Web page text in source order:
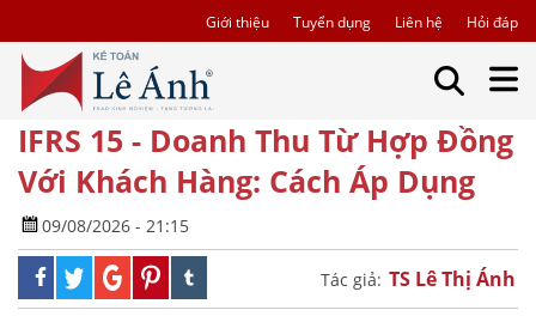
Giới thiệu Tuyển dụng Liên hệ Hỏi đáp
IFRS 15 - Doanh Thu Từ Hợp Đồng
Với Khách Hàng: Cách Áp Dụng
09/08/2026 - 21:15
Tác giả: TS Lê Thị Ánh